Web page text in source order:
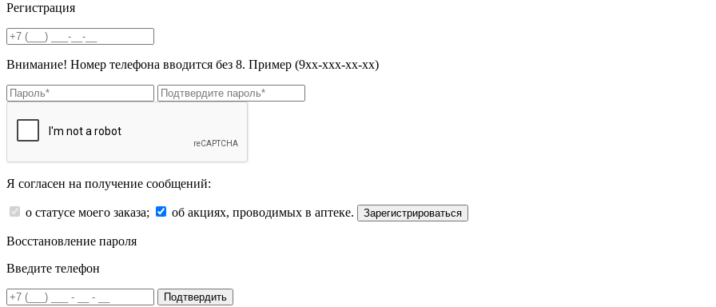
Регистрация
Внимание! Номер телефона вводится без 8. Пример (9хх-ххх-хх-хх)
Я согласен на получение сообщений:
о статусе моего заказа; об акциях, проводимых в аптеке. Зарегистрироваться
Восстановление пароля
Введите телефон
Подтвердить